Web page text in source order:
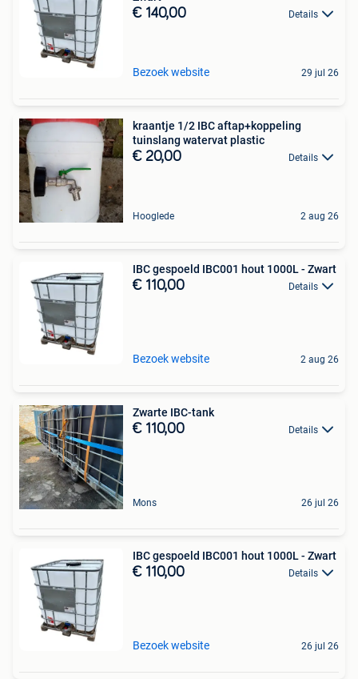
€ 140,00 Details
Bezoek website 29 jul 26
kraantje 1/2 IBC aftap+koppeling
tuinslang watervat plastic
€ 20,00 Details
Hooglede 2 aug 26
IBC gespoeld IBC001 hout 1000L - Zwart
€ 110,00 Details
Bezoek website 2 aug 26
Zwarte IBC-tank
€ 110,00 Details
Mons 26 jul 26
IBC gespoeld IBC001 hout 1000L - Zwart
€ 110,00 Details
Bezoek website 26 jul 26